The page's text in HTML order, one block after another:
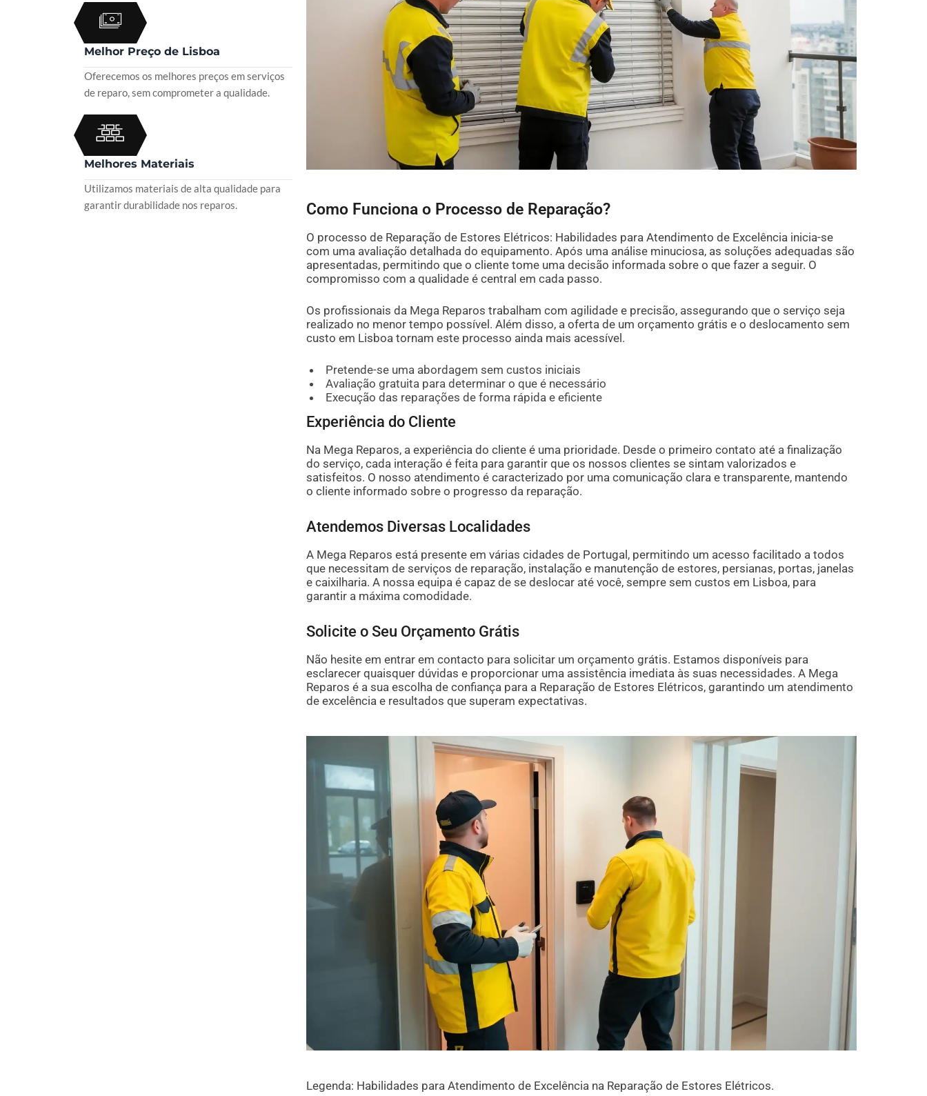
Como Funciona o Processo de Reparação?
O processo de Reparação de Estores Elétricos: Habilidades para Atendimento de Excelência inicia-se
com uma avaliação detalhada do equipamento. Após uma análise minuciosa, as soluções adequadas são
apresentadas, permitindo que o cliente tome uma decisão informada sobre o que fazer a seguir. O
compromisso com a qualidade é central em cada passo.
Os profissionais da Mega Reparos trabalham com agilidade e precisão, assegurando que o serviço seja
realizado no menor tempo possível. Além disso, a oferta de um orçamento grátis e o deslocamento sem
custo em Lisboa tornam este processo ainda mais acessível.
Pretende-se uma abordagem sem custos iniciais
Avaliação gratuita para determinar o que é necessário
Execução das reparações de forma rápida e eficiente
Experiência do Cliente
Na Mega Reparos, a experiência do cliente é uma prioridade. Desde o primeiro contato até a finalização
do serviço, cada interação é feita para garantir que os nossos clientes se sintam valorizados e
satisfeitos. O nosso atendimento é caracterizado por uma comunicação clara e transparente, mantendo
o cliente informado sobre o progresso da reparação.
Atendemos Diversas Localidades
A Mega Reparos está presente em várias cidades de Portugal, permitindo um acesso facilitado a todos
que necessitam de serviços de reparação, instalação e manutenção de estores, persianas, portas, janelas
e caixilharia. A nossa equipa é capaz de se deslocar até você, sempre sem custos em Lisboa, para
garantir a máxima comodidade.
Solicite o Seu Orçamento Grátis
Não hesite em entrar em contacto para solicitar um orçamento grátis. Estamos disponíveis para
esclarecer quaisquer dúvidas e proporcionar uma assistência imediata às suas necessidades. A Mega
Reparos é a sua escolha de confiança para a Reparação de Estores Elétricos, garantindo um atendimento
de excelência e resultados que superam expectativas.
Legenda: Habilidades para Atendimento de Excelência na Reparação de Estores Elétricos.
Melhor Preço de Lisboa
Oferecemos os melhores preços em serviços
de reparo, sem comprometer a qualidade.
Melhores Materiais
Utilizamos materiais de alta qualidade para
garantir durabilidade nos reparos.